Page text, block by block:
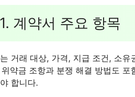
계약서 주요 항목
거래 대상, 가격, 지급 조건, 소
약금 조항과 분쟁 해결 방법도
합니다.